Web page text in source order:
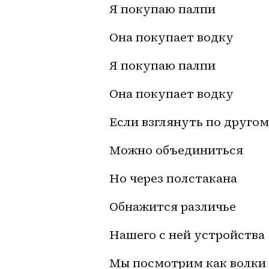
Я покупаю палпи
Она покупает водку
Я покупаю палпи
Она покупает водку
Если взглянуть по
Можно объединиться
Но через полстакана
Обнажится различье
Нашего с ней устройства
Мы посмотрим как волки